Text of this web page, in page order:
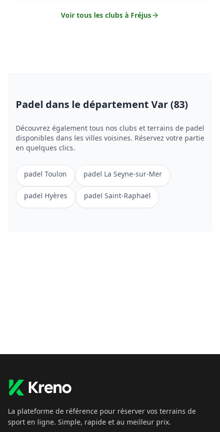
Voir tous les clubs à Fréjus
Padel dans le département Var (83)
Découvrez également tous nos clubs et terrains de padel
disponibles dans les villes voisines. Réservez votre partie
en quelques clics.
padel Toulon padel La Seyne-sur-Mer
padel Hyères padel Saint-Raphaël
La plateforme de référence pour réserver vos terrains de
sport en ligne. Simple, rapide et au meilleur prix.